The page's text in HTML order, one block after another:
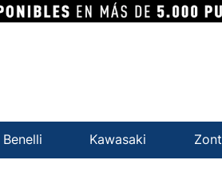
Benelli Kawasaki